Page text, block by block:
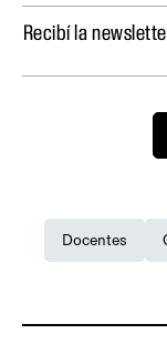
Recibí la
Docentes